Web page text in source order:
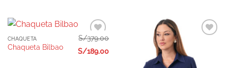
Añadir
a la
lista de
CHAQUETA
Chaqueta Bilbao
S/379.00
S/189.00
deseos